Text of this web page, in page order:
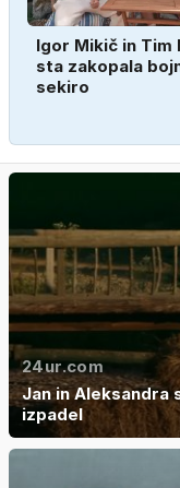
Igor Mikič in Tim
sta zakopala
sekiro
24ur.com
Jan in Aleksandra
izpadel